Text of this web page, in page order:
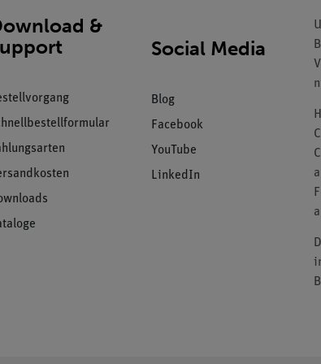
&
Social Media
Blog
Facebook
YouTube
LinkedIn